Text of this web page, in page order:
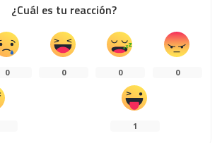
¿Cuál es tu reacción?
0 0 0 0
1